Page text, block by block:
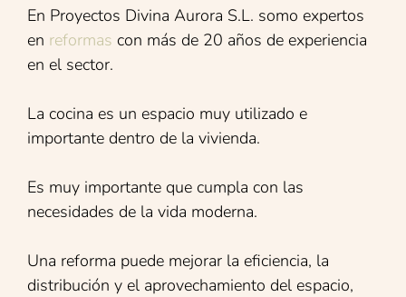
En Proyectos Divina Aurora S.L. somo expertos
en reformas con más de 20 años de experiencia
en el sector.
La cocina es un espacio muy utilizado e
importante dentro de la vivienda.
Es muy importante que cumpla con las
necesidades de la vida moderna.
Una reforma puede mejorar la eficiencia, la
distribución y el aprovechamiento del espacio,